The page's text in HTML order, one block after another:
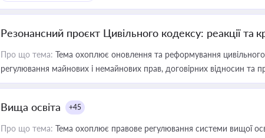
Резонансний проєкт Цивільного кодексу: реакції та
Про що тема: Тема охоплює оновлення та реформування
регулювання майнових і немайнових прав, договірних відносин та
Вища освіта +45
Про що тема: Тема охоплює правове регулювання системи вищої